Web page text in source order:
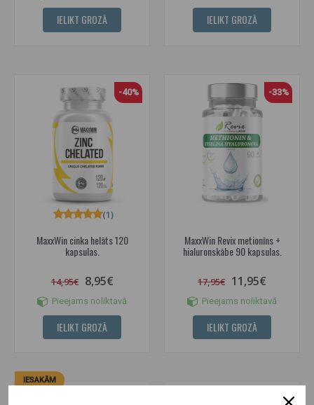
IELIKT GROZĀ IELIKT GROZĀ
-40%
MaxxWin cinka helāts 120
kapsulas.
(1)
14,95€ 8,95€
Pieejams noliktavā
IELIKT GROZĀ
-33%
MaxxWin Revix metionīns +
hialuronskābe 90 kapsulas.
17,95€ 11,95€
Pieejams noliktavā
IELIKT GROZĀ
IESAKĀM
-30%